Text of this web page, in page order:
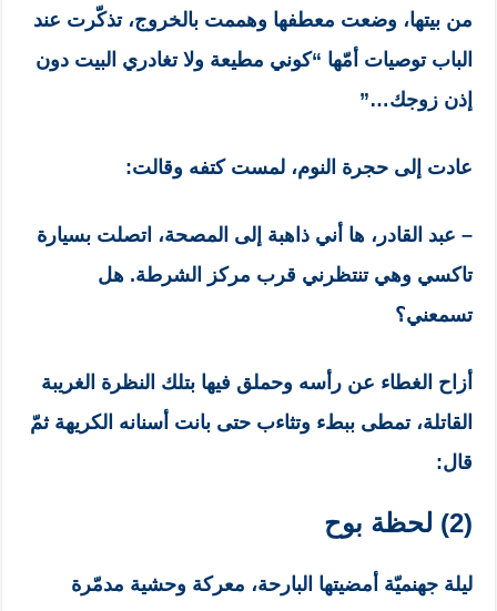
من بيتها، وضعت معطفها وهممت بالخروج، تذكّرت عند
الباب توصيات أمّها “كوني مطيعة ولا تغادري البيت دون
إذن زوجك…”
عادت إلى حجرة النوم، لمست كتفه وقالت:
– عبد القادر، ها أني ذاهبة إلى المصحة، اتصلت بسيارة
تاكسي وهي تنتظرني قرب مركز الشرطة. هل
تسمعني؟
أزاح الغطاء عن رأسه وحملق فيها بتلك النظرة الغريبة
القاتلة، تمطى ببطء وتثاءب حتى بانت أسنانه الكريهة ثمّ
قال:
(2) لحظة بوح
ليلة جهنميّة أمضيتها البارحة، معركة وحشية مدمّرة